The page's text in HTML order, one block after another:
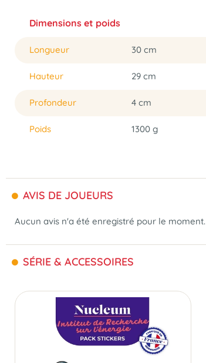
Dimensions et poids
Longueur 30 cm
Hauteur 29 cm
Profondeur 4 cm
Poids 1300 g
AVIS DE JOUEURS
Aucun avis n'a été enregistré pour le moment.
SÉRIE & ACCESSOIRES